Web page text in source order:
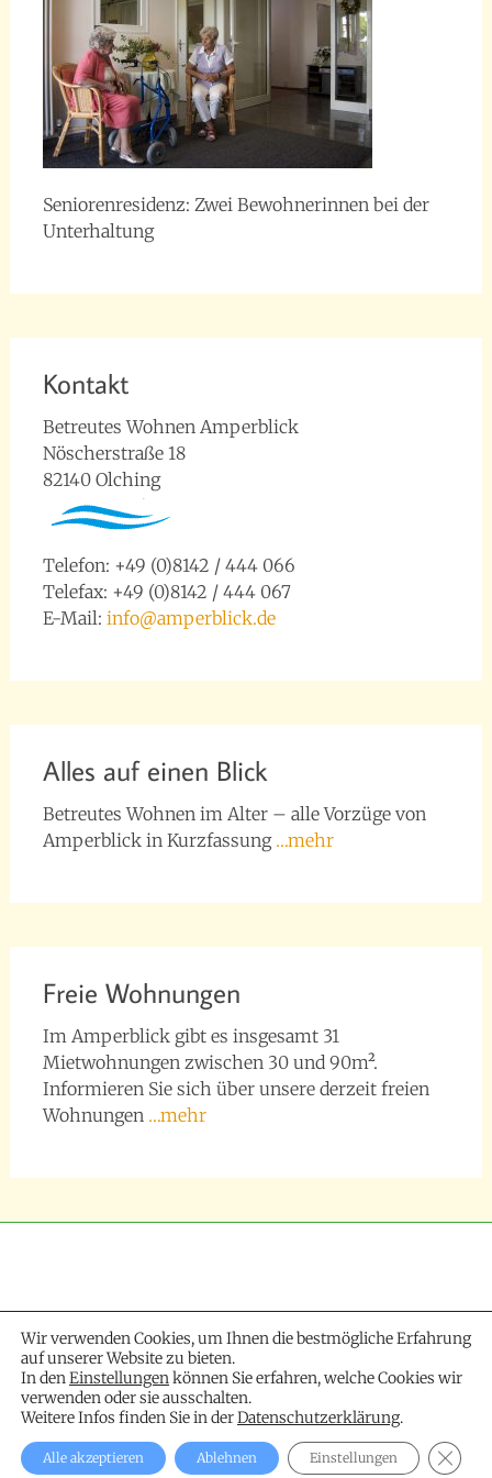
Seniorenresidenz: Zwei Bewohnerinnen bei der
Unterhaltung
Kontakt
Betreutes Wohnen Amperblick
Nöscherstraße 18
82140 Olching
Telefon: +49 (0)8142 / 444 066
Telefax: +49 (0)8142 / 444 067
E-Mail: info@amperblick.de
Alles auf einen Blick
Betreutes Wohnen im Alter – alle Vorzüge von
Amperblick in Kurzfassung …mehr
Freie Wohnungen
Im Amperblick gibt es insgesamt 31
Mietwohnungen zwischen 30 und 90m².
Informieren Sie sich über unsere derzeit freien
Wohnungen …mehr
© 2017 Amperblick | Impressum
Wir verwenden Cookies, um Ihnen die bestmögliche Erfahrung
auf unserer Website zu bieten.
In denEinstellungenkönnen Sie erfahren, welche Cookies wir
verwenden oder sie ausschalten.
Weitere Infos finden Sie in derDatenschutzerklärung.
Alle akzeptieren Ablehnen Einstellungen